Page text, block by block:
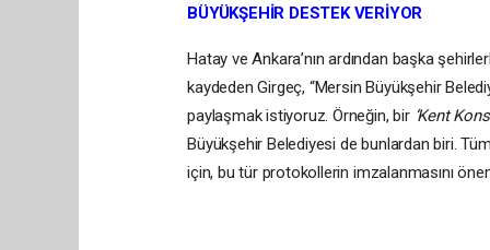
BÜYÜKŞEHİR DESTEK VERİYOR
Hatay ve Ankara’nın ardından başka
kaydeden Girgeç, “Mersin Büyükşehir
paylaşmak istiyoruz. Örneğin, bir ‘Kent
Büyükşehir Belediyesi de bunlardan biri.
için, bu tür protokollerin imzalanmasını